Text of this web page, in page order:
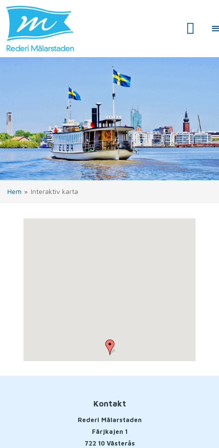
Hem » Interaktiv karta
Kontakt
Rederi Mälarstaden
Färjkajen 1
722 10 Västerås